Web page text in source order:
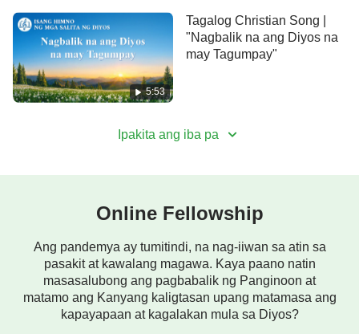
itinuturo ang paraan ng pagsasagawa.
Partikular ito sa Panahon ng Kaharian.
II
Ang mga salita ng Diyos ang namamahala sa tao.
Ang salita ng Diyos ay pagkain at lakas.
Magagalak ka kapag kumain ka nito.
Huwag kang kumain at wala kang patutunguhan.
Sinasabi saBiblia : Ang tao ay hindi mabubuhay
sa pamamagitan lamang ng tinapay,
5:53
Tagalog Christian Song |
"Nagbalik na ang Diyos na
may Tagumpay"
Ipakita ang iba pa
Online Fellowship
Ang pandemya ay tumitindi, na nag-iiwan sa atin sa
pasakit at kawalang magawa. Kaya paano natin
masasalubong ang pagbabalik ng Panginoon at
matamo ang Kanyang kaligtasan upang matamasa ang
kapayapaan at kagalakan mula sa Diyos?